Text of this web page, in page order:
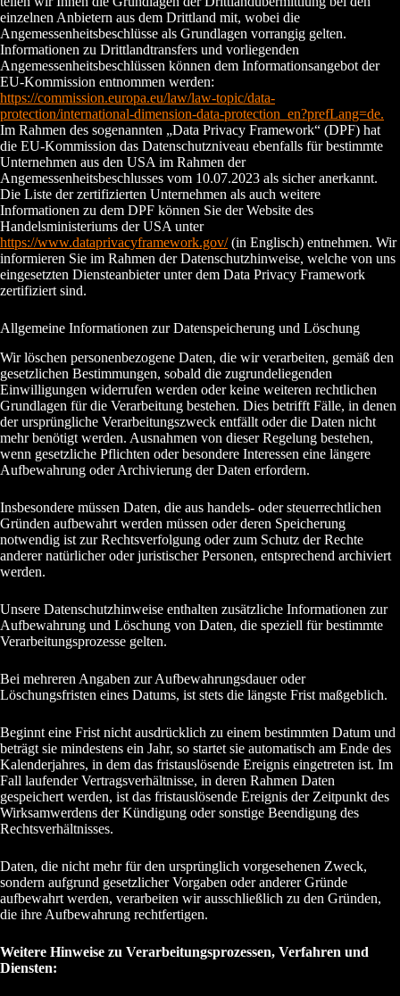
einzelnen Anbietern aus dem Drittland mit, wobei die
Angemessenheitsbeschlüsse als Grundlagen vorrangig gelten.
Informationen zu Drittlandtransfers und vorliegenden
Angemessenheitsbeschlüssen können dem Informationsangebot der
EU-Kommission entnommen werden:
https://commission.europa.eu/law/law-topic/data-
protection/international-dimension-data-protection_en?prefLang=de.
Im Rahmen des sogenannten „Data Privacy Framework“ (DPF) hat
die EU-Kommission das Datenschutzniveau ebenfalls für bestimmte
Unternehmen aus den USA im Rahmen der
Angemessenheitsbeschlusses vom 10.07.2023 als sicher anerkannt.
Die Liste der zertifizierten Unternehmen als auch weitere
Informationen zu dem DPF können Sie der Website des
Handelsministeriums der USA unter
https://www.dataprivacyframework.gov/(in Englisch) entnehmen. Wir
informieren Sie im Rahmen der Datenschutzhinweise, welche von uns
eingesetzten Diensteanbieter unter dem Data Privacy Framework
zertifiziert sind.
Allgemeine Informationen zur Datenspeicherung und Löschung
Wir löschen personenbezogene Daten, die wir verarbeiten, gemäß den
gesetzlichen Bestimmungen, sobald die zugrundeliegenden
Einwilligungen widerrufen werden oder keine weiteren rechtlichen
Grundlagen für die Verarbeitung bestehen. Dies betrifft Fälle, in denen
der ursprüngliche Verarbeitungszweck entfällt oder die Daten nicht
mehr benötigt werden. Ausnahmen von dieser Regelung bestehen,
wenn gesetzliche Pflichten oder besondere Interessen eine längere
Aufbewahrung oder Archivierung der Daten erfordern.
Insbesondere müssen Daten, die aus handels- oder steuerrechtlichen
Gründen aufbewahrt werden müssen oder deren Speicherung
notwendig ist zur Rechtsverfolgung oder zum Schutz der Rechte
anderer natürlicher oder juristischer Personen, entsprechend archiviert
werden.
Unsere Datenschutzhinweise enthalten zusätzliche Informationen zur
Aufbewahrung und Löschung von Daten, die speziell für bestimmte
Verarbeitungsprozesse gelten.
Bei mehreren Angaben zur Aufbewahrungsdauer oder
Löschungsfristen eines Datums, ist stets die längste Frist maßgeblich.
Beginnt eine Frist nicht ausdrücklich zu einem bestimmten Datum und
beträgt sie mindestens ein Jahr, so startet sie automatisch am Ende des
Kalenderjahres, in dem das fristauslösende Ereignis eingetreten ist. Im
Fall laufender Vertragsverhältnisse, in deren Rahmen Daten
gespeichert werden, ist das fristauslösende Ereignis der Zeitpunkt des
Wirksamwerdens der Kündigung oder sonstige Beendigung des
Rechtsverhältnisses.
Daten, die nicht mehr für den ursprünglich vorgesehenen Zweck,
sondern aufgrund gesetzlicher Vorgaben oder anderer Gründe
aufbewahrt werden, verarbeiten wir ausschließlich zu den Gründen,
die ihre Aufbewahrung rechtfertigen.
Weitere Hinweise zu Verarbeitungsprozessen, Verfahren und
Diensten: